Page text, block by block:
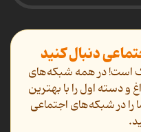
دنبال کنید
است! در همه شبکه‌های
دسته اول را با بهترین
را در شبکه‌های اجتماعی